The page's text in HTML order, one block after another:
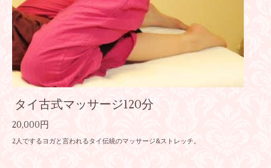
タイ古式マッサージ120分
20,000円
2人でするヨガと言われるタイ伝統のマッサージ&ストレッチ。